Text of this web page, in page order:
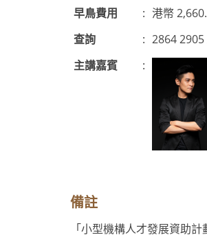
早鳥費用
: 港幣
查詢
: 2864
主講嘉賓
:
備註
「小型機構人才發展資助計